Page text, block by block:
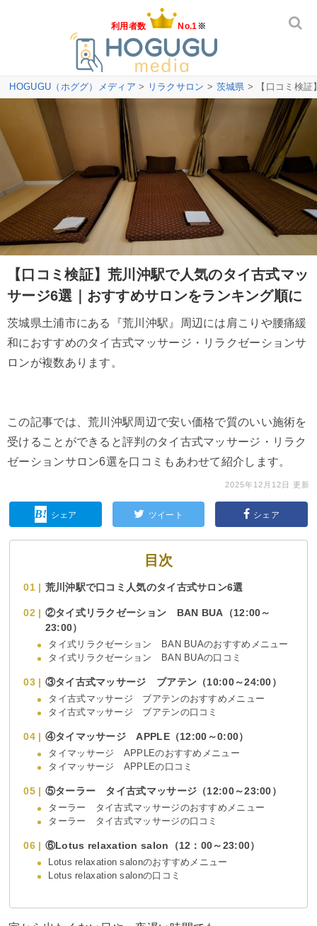
利用者数 No.1 ※
HOGUGU（ホググ）メディア > リラクサロン > 茨城県 > 【口コミ検証
【口コミ検証】荒川沖駅で人気のタイ古式マッ
サージ6選｜おすすめサロンをランキング順に
茨城県土浦市にある『荒川沖駅』周辺には肩こりや腰痛緩
和におすすめのタイ古式マッサージ・リラクゼーションサ
ロンが複数あります。
この記事では、荒川沖駅周辺で安い価格で質のいい施術を
受けることができると評判のタイ古式マッサージ・リラク
ゼーションサロン6選を口コミもあわせて紹介します。
2025年12月12日 更新
シェア ツイート シェア
目次
荒川沖駅で口コミ人気のタイ古式サロン6選
②タイ式リラクゼーション BAN BUA（12:00～
23:00）
タイ式リラクゼーション BAN BUAのおすすめメニュー
タイ式リラクゼーション BAN BUAの口コミ
③タイ古式マッサージ ブアテン（10:00～24:00）
タイ古式マッサージ ブアテンのおすすめメニュー
タイ古式マッサージ ブアテンの口コミ
④タイマッサージ APPLE（12:00～0:00）
タイマッサージ APPLEのおすすめメニュー
タイマッサージ APPLEの口コミ
⑤ターラー タイ古式マッサージ（12:00～23:00）
ターラー タイ古式マッサージのおすすめメニュー
ターラー タイ古式マッサージの口コミ
⑥Lotus relaxation salon（12：00～23:00）
Lotus relaxation salonのおすすめメニュー
Lotus relaxation salonの口コミ